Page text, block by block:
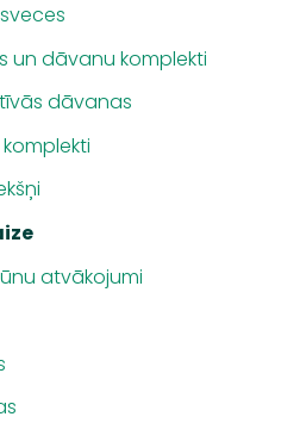
un dāvanu komplekti
dāvanas
atvākojumi